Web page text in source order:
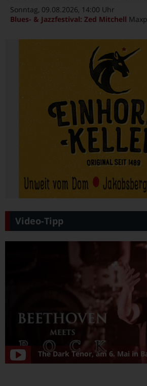
Sonntag, 09.08.2026, 14:00 Uhr
Blues- & Jazzfestival: Zed Mitchell
Video-Tipp
The Dark Tenor, am 6. Mai in